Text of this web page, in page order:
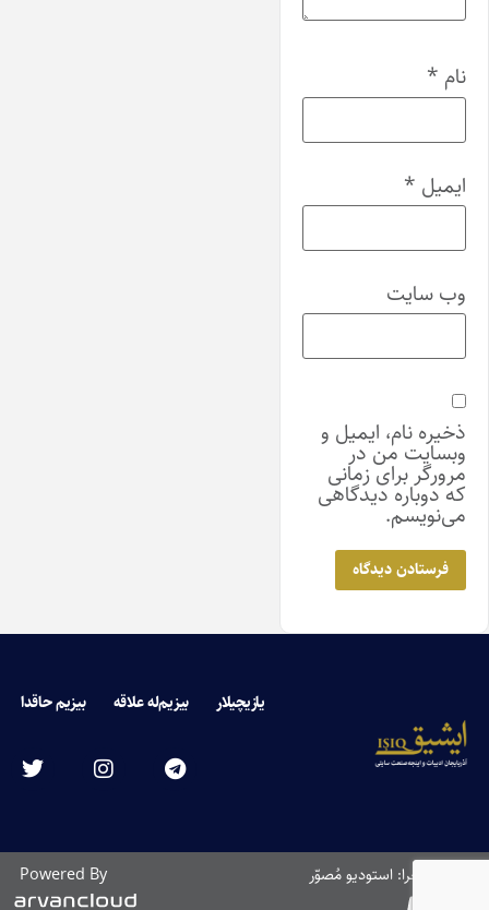
نام *
ایمیل *
وب‌ سایت
ذخیره نام، ایمیل و
وبسایت من در
مرورگر برای زمانی
که دوباره دیدگاهی
می‌نویسم.
یازیچیلار بیزیم‌له علاقه بیزیم حاقدا
طراحی و اجرا: استودیو مُصوّر Powered By